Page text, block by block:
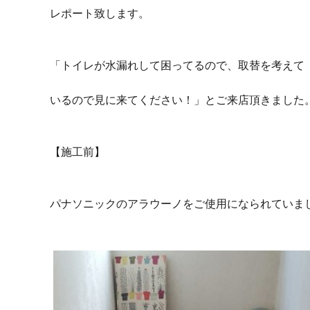
レポート致します。
「トイレが水漏れして困ってるので、取替を考えて
いるので見に来てください！」とご来店頂きました。
【施工前】
パナソニックのアラウーノをご使用になられていま